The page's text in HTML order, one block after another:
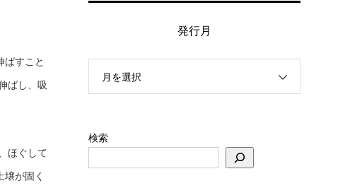
ばすこと
ばし、吸
ほぐして
が固く
発行月
月を選択
検索